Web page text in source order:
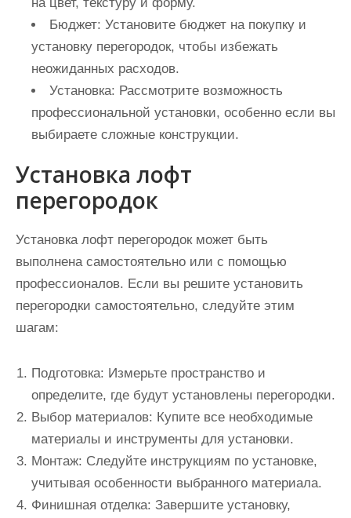
Бюджет: Установите бюджет на покупку и
установку перегородок, чтобы избежать
неожиданных расходов.
Установка: Рассмотрите возможность
профессиональной установки, особенно если вы
выбираете сложные конструкции.
Установка лофт
перегородок
Установка лофт перегородок может быть
выполнена самостоятельно или с помощью
профессионалов. Если вы решите установить
перегородки самостоятельно, следуйте этим
шагам:
Подготовка: Измерьте пространство и
определите, где будут установлены перегородки.
Выбор материалов: Купите все необходимые
материалы и инструменты для установки.
Монтаж: Следуйте инструкциям по установке,
учитывая особенности выбранного материала.
Финишная отделка: Завершите установку,